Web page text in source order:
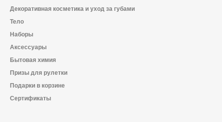
Политика конфиденциальности
Контактная информация
Телефон Whats’APP
Декоративная косметика и уход за губами
Тело
Наборы
Аксессуары
Бытовая химия
Призы для рулетки
Подарки в корзине
Сертификаты